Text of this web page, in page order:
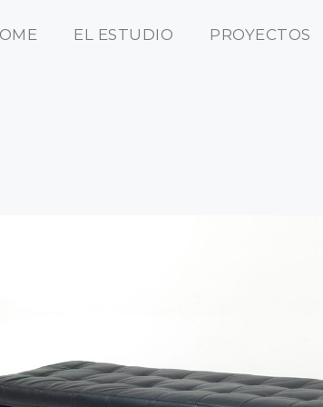
EL ESTUDIO PROYECTOS